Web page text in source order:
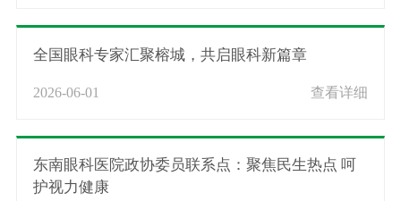
全国眼科专家汇聚榕城，共启眼科新篇章
2026-06-01 查看详细
东南眼科医院政协委员联系点：聚焦民生热点 呵
护视力健康